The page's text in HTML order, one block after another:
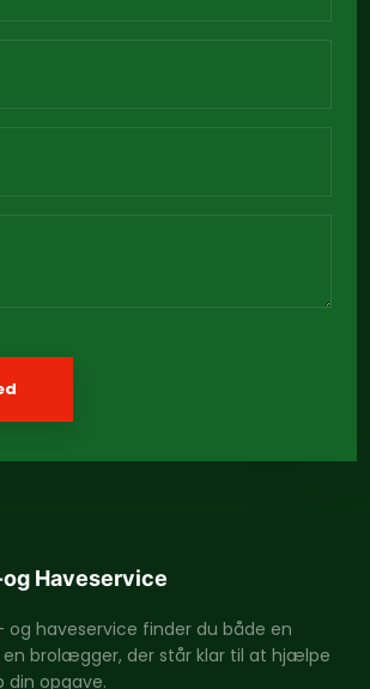
H​aveservice
og haveservice finder du både en
brolægger, der står klar til at hjælpe
din opgave.